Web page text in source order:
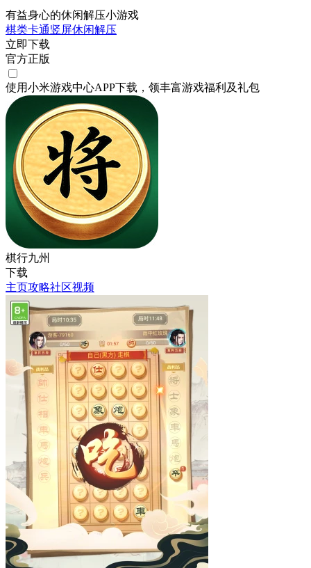
有益身心的休闲解压小游戏
棋类卡通竖屏休闲解压
立即下载
官方正版
使用小米游戏中心APP下载 ，领丰富游戏福利 及礼包
棋行九州
下载
主页攻略社区视频